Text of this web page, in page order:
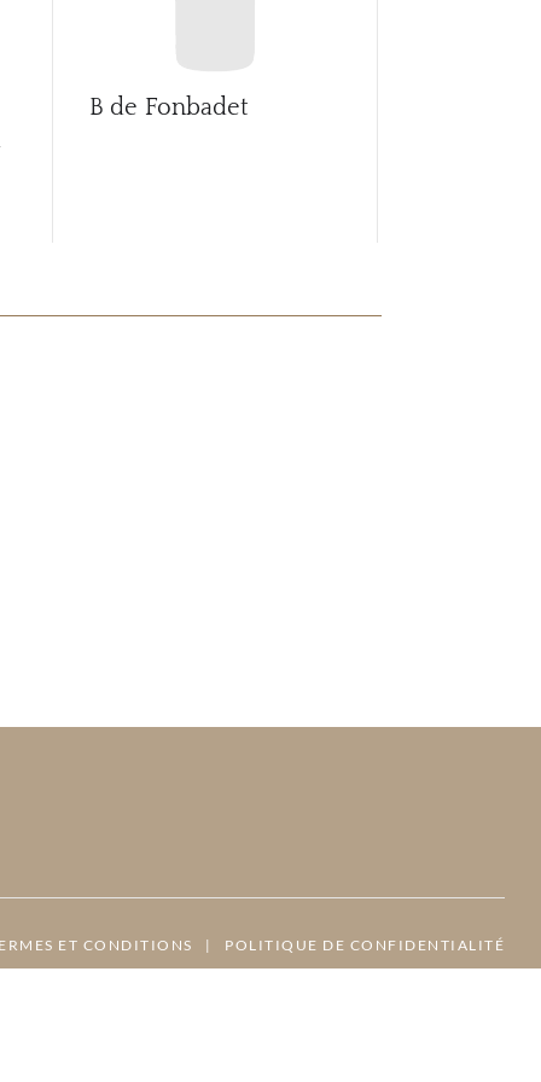
B de Fonbadet
ET CONDITIONS | POLITIQUE DE CONFIDENTIALITÉ